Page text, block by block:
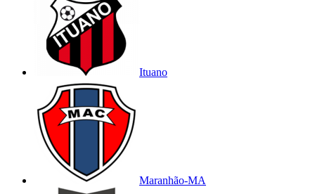
Ituano
Maranhão-MA